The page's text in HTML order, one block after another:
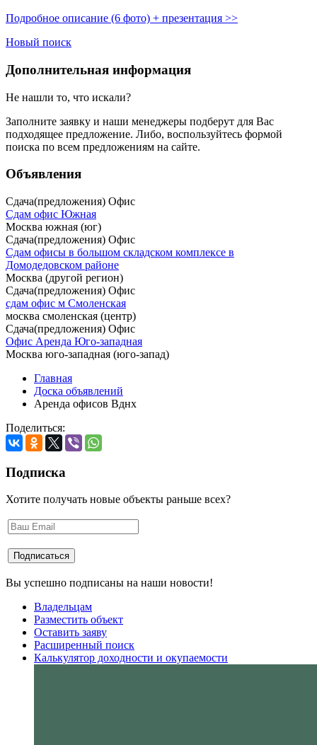
Подробное описание (6 фото) + презентация >>
Новый поиск
Дополнительная информация
Не нашли то, что искали?
Заполните заявку и наши менеджеры подберут для Вас
подходящее предложение. Либо, воспользуйтесь формой
поиска по всем предложениям на сайте.
Объявления
Сдача(предложения) Офис
Сдам офис Южная
Москва южная (юг)
Сдача(предложения) Офис
Сдам офисы в большом складском комплексе в
Домодедовском районе
Москва (другой регион)
Сдача(предложения) Офис
сдам офис м Смоленская
москва смоленская (центр)
Сдача(предложения) Офис
Офис Аренда Юго-западная
Москва юго-западная (юго-запад)
Главная
Доска объявлений
Аренда офисов Вднх
Поделиться:
Подписка
Хотите получать новые объекты раньше всех?
Вы успешно подписаны на наши новости!
Владельцам
Разместить объект
Оставить заяву
Расширенный поиск
Калькулятор доходности и окупаемости